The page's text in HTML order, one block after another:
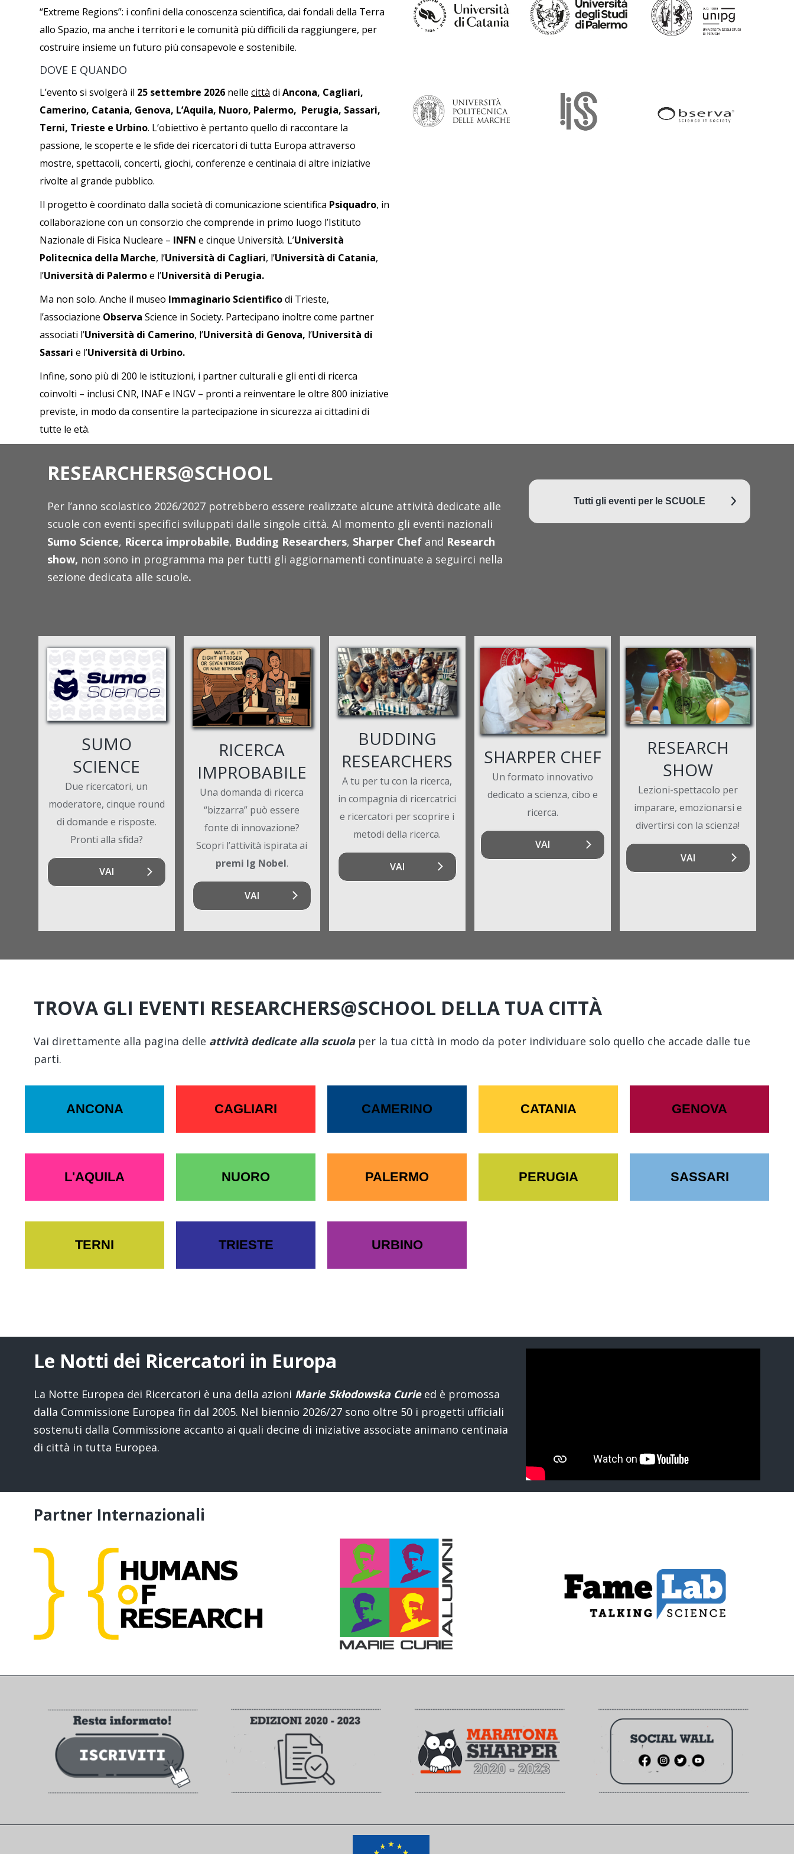
“Extreme Regions”: i confini della conoscenza scientifica, dai fondali della Terra
allo Spazio, ma anche i territori e le comunità più difficili da raggiungere, per
costruire insieme un futuro più consapevole e sostenibile.
DOVE E QUANDO
L’evento si svolgerà il 25 settembre 2026 nelle città di Ancona, Cagliari,
Camerino, Catania, Genova, L’Aquila, Nuoro, Palermo, Perugia, Sassari,
Terni, Trieste e Urbino. L’obiettivo è pertanto quello di raccontare la
passione, le scoperte e le sfide dei ricercatori di tutta Europa attraverso
mostre, spettacoli, concerti, giochi, conferenze e centinaia di altre iniziative
rivolte al grande pubblico.
Il progetto è coordinato dalla società di comunicazione scientifica Psiquadro, in
collaborazione con un consorzio che comprende in primo luogo l’Istituto
Nazionale di Fisica Nucleare – INFN e cinque Università. L’Università
Politecnica della Marche, l’Università di Cagliari, l’Università di Catania,
l’Università di Palermoe l’Università di Perugia.
Ma non solo. Anche il museo Immaginario Scientificodi Trieste,
l’associazione Observa Science in Society. Partecipano inoltre come partner
associati l’Università di Camerino, l’Università di Genova, l’Università di
Sassari e l’Università di Urbino.
Infine, sono più di 200 le istituzioni, i partner culturali e gli enti di ricerca
coinvolti – inclusi CNR, INAF e INGV – pronti a reinventare le oltre 800 iniziative
previste, in modo da consentire la partecipazione in sicurezza ai cittadini di
tutte le età.
RESEARCHERS@SCHOOL
Per l’anno scolastico 2026/2027 potrebbero essere realizzate alcune attività dedicate alle
scuole con eventi specifici sviluppati dalle singole città. Al momento gli eventi nazionali
Sumo Science, Ricerca improbabile, Budding Researchers, Sharper Chefand Research
show, non sono in programma ma per tutti gli aggiornamenti continuate a seguirci nella
sezione dedicata alle scuole.
Tutti gli eventi per le SCUOLE
SUMO
SCIENCE
Due ricercatori, un
moderatore, cinque round
di domande e risposte.
Pronti alla sfida?
VAI
RICERCA
IMPROBABILE
Una domanda di ricerca
“bizzarra” può essere
fonte di innovazione?
Scopri l’attività ispirata ai
premi Ig Nobel.
VAI
BUDDING
RESEARCHERS
A tu per tu con la ricerca,
in compagnia di ricercatrici
e ricercatori per scoprire i
metodi della ricerca.
VAI
SHARPER CHEF
Un formato innovativo
dedicato a scienza, cibo e
ricerca.
VAI
RESEARCH
SHOW
Lezioni-spettacolo per
imparare, emozionarsi e
divertirsi con la scienza!
VAI
TROVA GLI EVENTI RESEARCHERS@SCHOOL DELLA TUA CITTÀ
Vai direttamente alla pagina delle attività dedicate alla scuolaper la tua città in modo da poter individuare solo quello che accade dalle tue
parti.
ANCONA CAGLIARI CAMERINO CATANIA GENOVA
L'AQUILA NUORO PALERMO PERUGIA SASSARI
TERNI TRIESTE URBINO
Le Notti dei Ricercatori in Europa
La Notte Europea dei Ricercatori è una della azioni Marie Skłodowska Curie ed è promossa
dalla Commissione Europea fin dal 2005. Nel biennio 2026/27 sono oltre 50 i progetti ufficiali
sostenuti dalla Commissione accanto ai quali decine di iniziative associate animano centinaia
di città in tutta Europea.
Partner Internazionali